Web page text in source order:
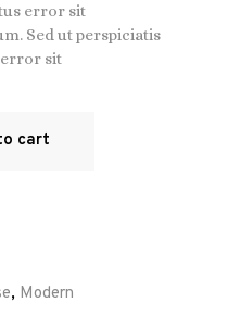
error sit
Sed ut perspiciatis
error sit
cart
, Modern